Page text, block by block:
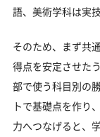
語、美術学科は実
そのため、まず共
得点を安定させた
部で使う科目別の
トで基礎点を作り
力へつなげると、